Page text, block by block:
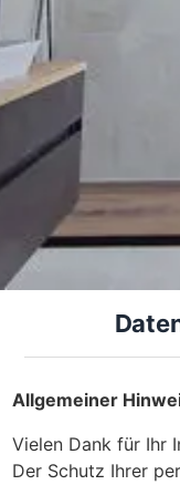
Was
Allgemeiner
Vielen Dank für Ihr
Der Schutz Ihrer